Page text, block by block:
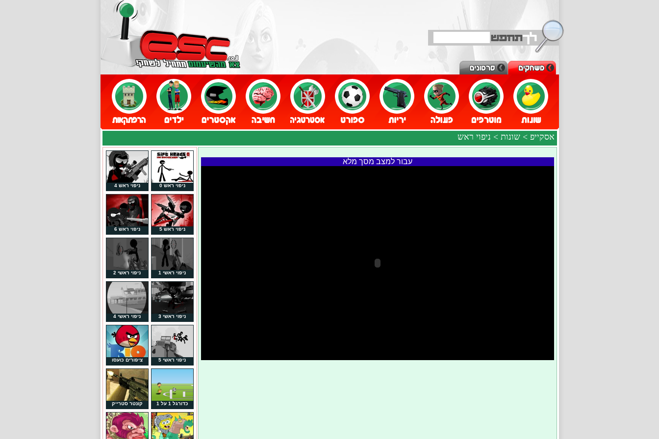
אסקייפ >שונות > ניפוי ראש
עבור למצב מסך מלא
ניפוי ראש 0 ניפוי ראש 4
ניפוי ראש 5 ניפוי ראש 6
ניפוי ראשי 1 ניפוי ראשי 2
ניפוי ראשי 3 ניפוי ראשי 4
ניפוי ראשי 5 ציפורים כועסו
כדורגל 1 על 1 קונטר סטרייק